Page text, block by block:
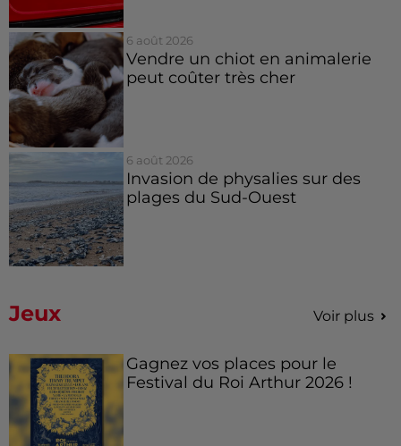
6 août 2026
Vendre un chiot en animalerie
peut coûter très cher
6 août 2026
Invasion de physalies sur des
plages du Sud-Ouest
Jeux Voir plus
Gagnez vos places pour le
Festival du Roi Arthur 2026 !